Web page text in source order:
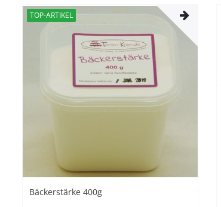
TOP-ARTIKEL
Bäckerstärke 400g